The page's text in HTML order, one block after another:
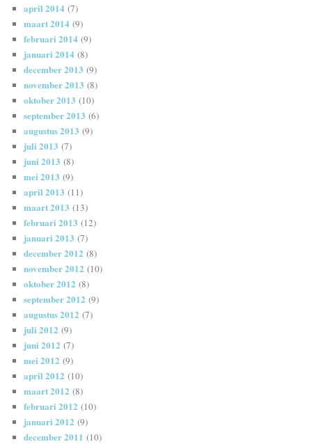
april 2014 (7)
maart 2014 (9)
februari 2014 (9)
januari 2014 (8)
december 2013 (9)
november 2013 (8)
oktober 2013 (10)
september 2013 (6)
augustus 2013 (9)
juli 2013 (7)
juni 2013 (8)
mei 2013 (9)
april 2013 (11)
maart 2013 (13)
februari 2013 (12)
januari 2013 (7)
december 2012 (8)
november 2012 (10)
oktober 2012 (8)
september 2012 (9)
augustus 2012 (7)
juli 2012 (9)
juni 2012 (7)
mei 2012 (9)
april 2012 (10)
maart 2012 (8)
februari 2012 (10)
januari 2012 (9)
december 2011 (10)